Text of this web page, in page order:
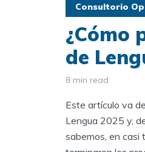
Consultorio
¿Cómo
de
8 min read
Este artículo va
Lengua 2025 y,
sabemos, en casi